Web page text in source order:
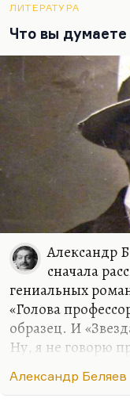
мой взгляд,
да.
Можно было бы
позднейших
подскажет
искусственно
— хуже, чем у
ЛИТЕРАТУРА
Что вы
Александр
сначала
гениальных
«Голова
образец. И
Ну, я не говорю
прекрасно
Александр Беляев